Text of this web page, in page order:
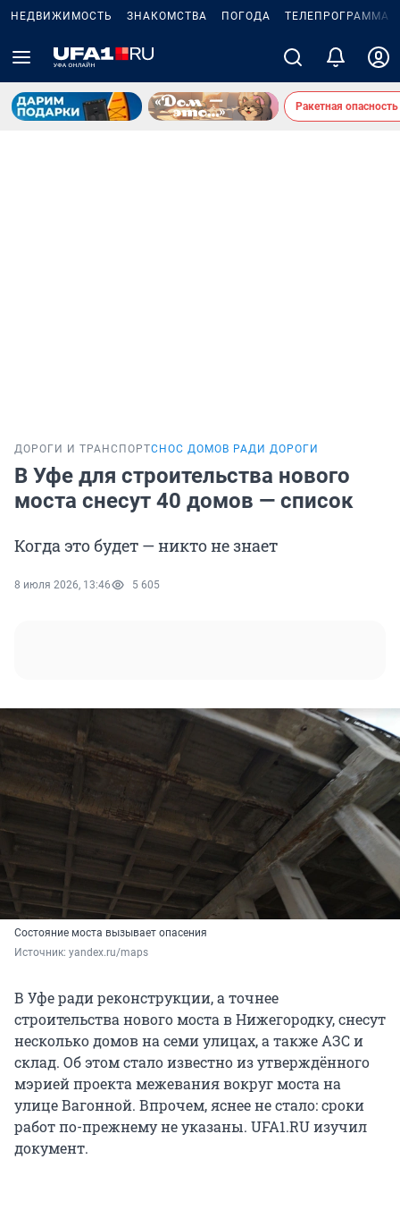
НЕДВИЖИМОСТЬ ЗНАКОМСТВА ПОГОДА ТЕЛЕПРОГРАММА
Ракетная
ДОРОГИ И ТРАНСПОРТСНОС ДОМОВ РАДИ ДОРОГИ
В Уфе для строительства нового
моста снесут 40 домов — список
Когда это будет — никто не знает
8 июля 2026, 13:46 5 605
Состояние моста вызывает опасения
Источник: yandex.ru/maps
В Уфе ради реконструкции, а точнее
строительства нового моста в Нижегородку, снесут
несколько домов на семи улицах, а также АЗС и
склад. Об этом стало известно из утверждённого
мэрией проекта межевания вокруг моста на
улице Вагонной. Впрочем, яснее не стало: сроки
работ по-прежнему не указаны. UFA1.RU изучил
документ.